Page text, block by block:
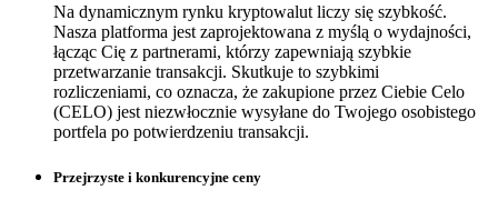
Na dynamicznym rynku kryptowalut liczy się szybkość.
Nasza platforma jest zaprojektowana z myślą o wydajności,
łącząc Cię z partnerami, którzy zapewniają szybkie
przetwarzanie transakcji. Skutkuje to szybkimi
rozliczeniami, co oznacza, że zakupione przez Ciebie Celo
(CELO) jest niezwłocznie wysyłane do Twojego osobistego
portfela po potwierdzeniu transakcji.
Przejrzyste i konkurencyjne ceny